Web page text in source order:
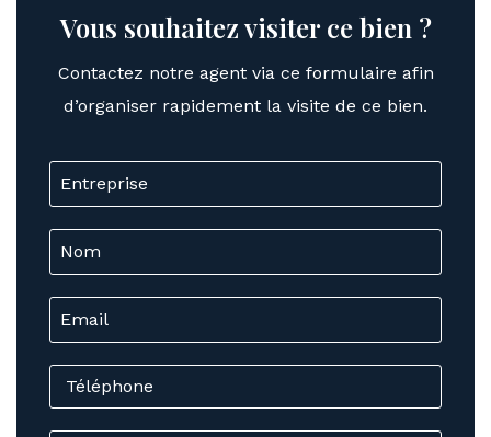
Vous souhaitez visiter ce bien ?
Contactez notre agent via ce formulaire afin
d’organiser rapidement la visite de ce bien.